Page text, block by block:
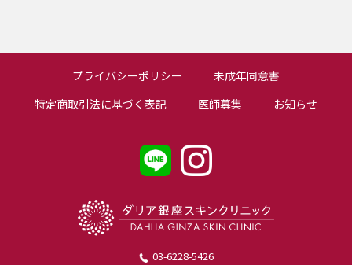
プライバシーポリシー
未成年同意書
特定商取引法に基づく表記
医師募集 お知らせ
03-6228-5426